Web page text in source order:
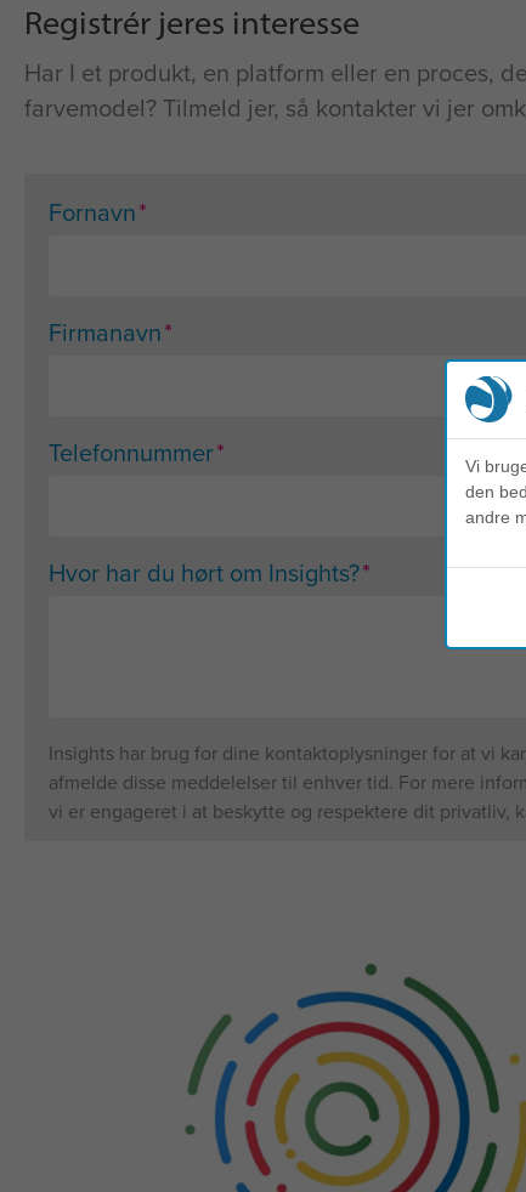
Registrér jeres interesse
Har I et produkt, en platform eller en proces,
farvemodel? Tilmeld jer, så kontakter vi jer
Fornavn*
Firmanavn*
Telefonnummer*
Hvor har du hørt om Insights?*
Insights har brug for dine kontaktoplysninger for at vi
afmelde disse meddelelser til enhver tid. For mere
vi er engageret i at beskytte og respektere dit privatliv,
Vi
den
andre